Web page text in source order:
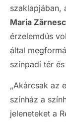
szaklapjában,
Maria
érzelemdús
által
színpadi tér
„Akárcsak az
színház a
jeleneteket a